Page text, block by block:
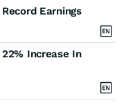
Earnings
Increase In